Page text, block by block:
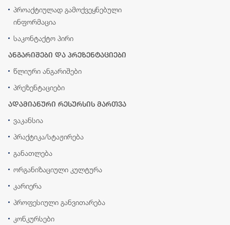
პროაქტიულად გამოქვეყნებული
ინფორმაცია
საკონტაქტო პირი
ანგარიშები და პრეზენტაციები
წლიური ანგარიშები
პრეზენტაციები
ადამიანური რესურსის მართვა
ვაკანსია
პრაქტიკა/სტაჟირება
განათლება
ორგანიზაციული კულტურა
კარიერა
პროფესიული განვითარება
კონკურსები